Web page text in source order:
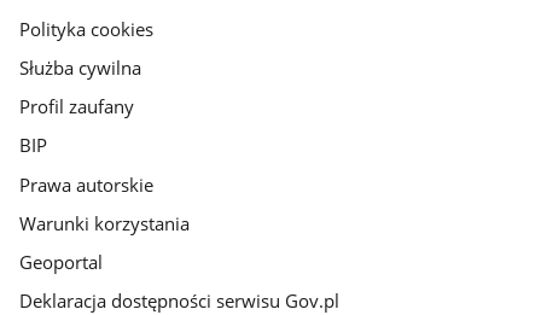
gov.pl
Polityka cookies
Służba cywilna
Profil zaufany
BIP
Prawa autorskie
Warunki korzystania
Geoportal
Deklaracja dostępności serwisu Gov.pl